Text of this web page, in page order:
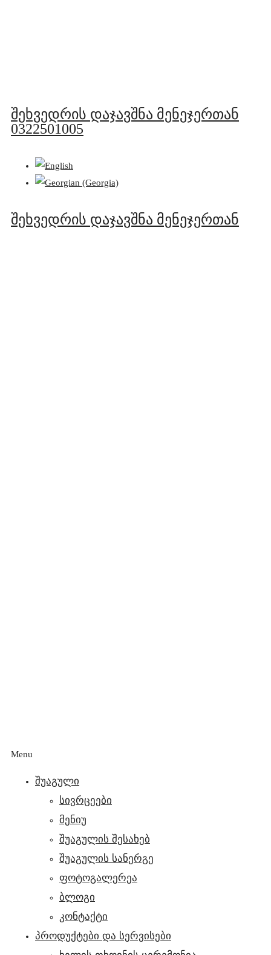
შეხვედრის დაჯავშნა მენეჯერთან
0322501005
შეხვედრის დაჯავშნა მენეჯერთან
Menu
შუაგული
სივრცეები
მენიუ
შუაგულის შესახებ
შუაგულის სანერგე
ფოტოგალერეა
ბლოგი
კონტაქტი
პროდუქტები და სერვისები